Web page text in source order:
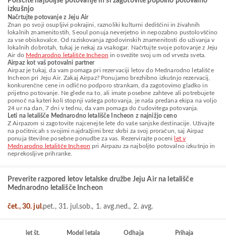
izkušnjo
Načrtujte potovanje z Jeju Air
Znan po svoji osupljivi pokrajini, raznoliki kulturni dediščini in živahnih
lokalnih znamenitostih, Seoul ponuja neverjetno in nepozabno pustolovščino
za vse obiskovalce. Od raziskovanja zgodovinskih znamenitosti do uživanja v
lokalnih dobrotah, tukaj je nekaj za vsakogar. Načrtujte svoje potovanje z Jeju
Air do Mednarodno letališče Incheon in osvežite svoj um od vrveža sveta.
Airpaz kot vaš potovalni partner
Airpaz je tukaj, da vam pomaga pri rezervaciji letov do Mednarodno letališče
Incheon pri Jeju Air. Zakaj Airpaz? Ponujamo brezhibno izkušnjo rezervacij,
konkurenčne cene in odlično podporo strankam, da zagotovimo gladko in
prijetno potovanje. Ne glede na to, ali imate posebne zahteve ali potrebujete
pomoč na kateri koli stopnji vašega potovanja, je naša predana ekipa na voljo
24 ur na dan, 7 dni v tednu, da vam pomaga do čudovitega potovanja.
Leti na letališče Mednarodno letališče Incheon z najnižjo ceno
Z Airpazom si zagotovite najcenejše lete do vaše sanjske destinacije. Uživajte
na počitnicah s svojimi najdražjimi brez skrbi za svoj proračun, saj Airpaz
ponuja številne posebne ponudbe za vas. Rezervirajte poceni
let v
Mednarodno letališče Incheon pri Airpazu za najboljšo potovalno izkušnjo in
neprekosljive prihranke.
Preverite razpored letov letalske družbe Jeju Air na letališče
Mednarodno letališče Incheon
čet., 30. jul.pet., 31. jul.sob., 1. avg.ned., 2. avg.
let št. Model letala Odhaja Prihaja